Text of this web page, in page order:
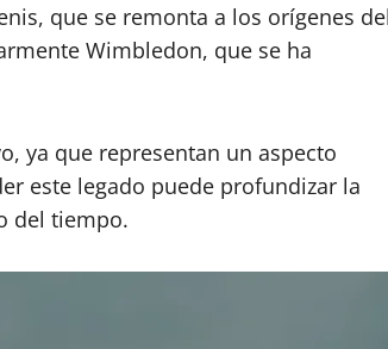
que se remonta a los orígenes
Wimbledon, que se ha
ya que representan un aspecto
este legado puede profundizar la
del tiempo.